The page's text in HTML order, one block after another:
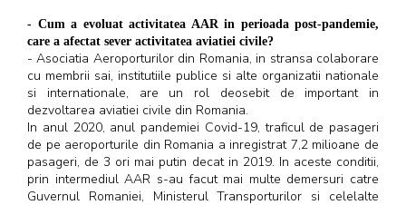
- Cum a evoluat activitatea AAR in perioada post-pandemie,
care a afectat sever activitatea aviatiei civile?
- Asociatia Aeroporturilor din Romania, in stransa colaborare
cu membrii sai, institutiile publice si alte organizatii nationale
si internationale, are un rol deosebit de important in
dezvoltarea aviatiei civile din Romania.
In anul 2020, anul pandemiei Covid-19, traficul de pasageri
de pe aeroporturile din Romania a inregistrat 7,2 milioane de
pasageri, de 3 ori mai putin decat in 2019. In aceste conditii,
prin intermediul AAR s-au facut mai multe demersuri catre
Guvernul Romaniei, Ministerul Transporturilor si celelalte